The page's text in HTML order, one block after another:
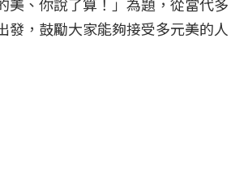
發，鼓勵大家能夠接受多元美的人